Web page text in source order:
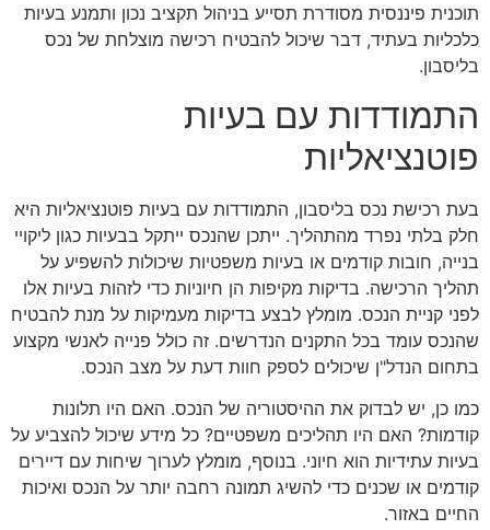
תוכנית פיננסית מסודרת תסייע בניהול תקציב נכון ותמנע בעיות
כלכליות בעתיד, דבר שיכול להבטיח רכישה מוצלחת של נכס
בליסבון.
התמודדות עם בעיות
פוטנציאליות
בעת רכישת נכס בליסבון, התמודדות עם בעיות פוטנציאליות היא
חלק בלתי נפרד מהתהליך. ייתכן שהנכס ייתקל בבעיות כגון ליקויי
בנייה, חובות קודמים או בעיות משפטיות שיכולות להשפיע על
תהליך הרכישה. בדיקות מקיפות הן חיוניות כדי לזהות בעיות אלו
לפני קניית הנכס. מומלץ לבצע בדיקות מעמיקות על מנת להבטיח
שהנכס עומד בכל התקנים הנדרשים. זה כולל פנייה לאנשי מקצוע
בתחום הנדל"ן שיכולים לספק חוות דעת על מצב הנכס.
כמו כן, יש לבדוק את ההיסטוריה של הנכס. האם היו תלונות
קודמות? האם היו תהליכים משפטיים? כל מידע שיכול להצביע על
בעיות עתידיות הוא חיוני. בנוסף, מומלץ לערוך שיחות עם דיירים
קודמים או שכנים כדי להשיג תמונה רחבה יותר על הנכס ואיכות
החיים באזור.